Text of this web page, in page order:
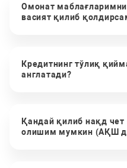
Омонат
васият қилиб
Кредитнинг тўлиқ
англатади?
Қандай қилиб нақд чет
олишим мумкин (АҚШ